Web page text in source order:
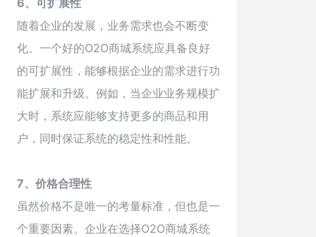
6、可扩展性
随着企业的发展，业务需求也会不断变
化。一个好的O2O商城系统应具备良好
的可扩展性，能够根据企业的需求进行功
能扩展和升级。例如，当企业业务规模扩
大时，系统应能够支持更多的商品和用
户，同时保证系统的稳定性和性能。
7、价格合理性
虽然价格不是唯一的考量标准，但也是一
个重要因素。企业在选择O2O商城系统